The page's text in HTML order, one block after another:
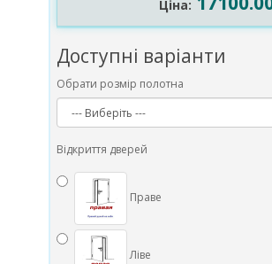
Ціна:
Доступні варіанти
Обрати розмір полотна
Відкриття дверей
Праве
Ліве